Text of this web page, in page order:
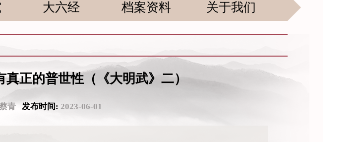
大六经 档案资料 关于我们
正的普世性（《大明武》二）
青发布时间: 2023-06-01